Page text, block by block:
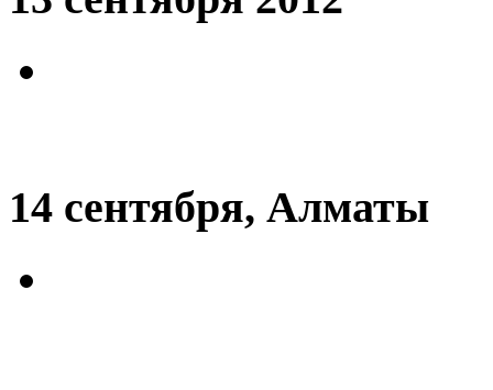
14 сентября, Алматы